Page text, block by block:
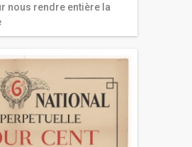
nous rendre entière la